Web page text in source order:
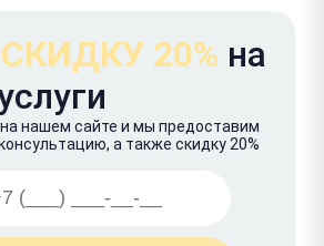
СКИДКУ 20% на
нашем сайте и мы предоставим
а также скидку 20%